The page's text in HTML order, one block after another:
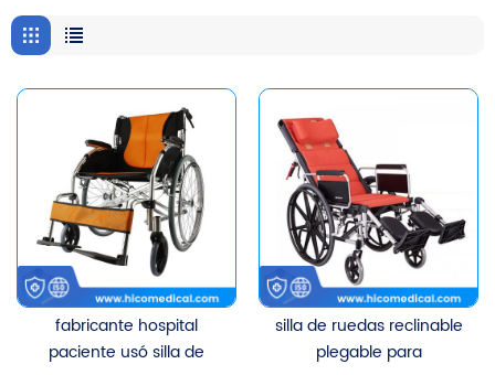
fabricante hospital
paciente usó silla de
silla de ruedas reclinable
plegable para